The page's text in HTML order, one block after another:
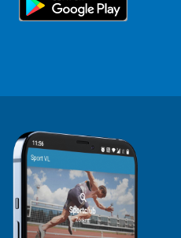
Topsporters